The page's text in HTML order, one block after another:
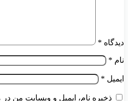
دیدگاه *
نام *
ایمیل *
ذخیره نام، ایمیل و وبسایت من